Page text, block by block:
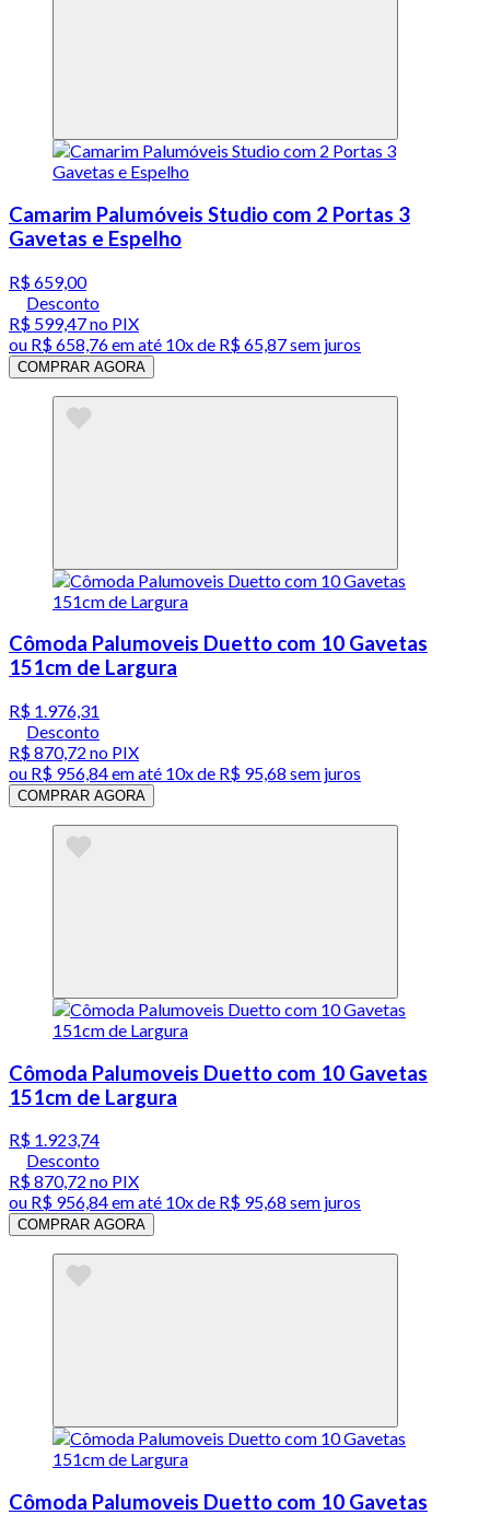
Camarim Palumóveis Studio com 2 Portas 3
Gavetas e Espelho
R$ 659,00
Desconto
R$ 599,47no PIX
ou R$ 658,76em até 10x de R$ 65,87 sem juros
COMPRAR AGORA
Cômoda Palumoveis Duetto com 10 Gavetas
151cm de Largura
R$ 1.976,31
Desconto
R$ 870,72 no PIX
ou R$ 956,84em até 10x de R$ 95,68 sem juros
COMPRAR AGORA
Cômoda Palumoveis Duetto com 10 Gavetas
151cm de Largura
R$ 1.923,74
Desconto
R$ 870,72 no PIX
ou R$ 956,84em até 10x de R$ 95,68 sem juros
COMPRAR AGORA
Cômoda Palumoveis Duetto com 10 Gavetas